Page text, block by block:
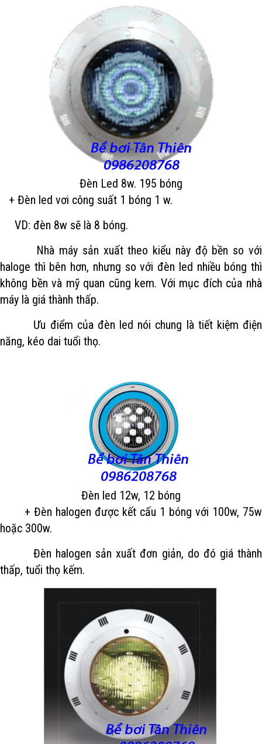
Đèn Led 8w. 195 bóng
+ Đèn led vơi công suất 1 bóng 1 w.
VD: đèn 8w sẽ là 8 bóng.
Nhà máy sản xuất theo kiểu này độ bền so với
haloge thì bên hơn, nhưng so với đèn led nhiều bóng thì
không bền và mỹ quan cũng kem. Với mục đích của nhà
máy là giá thành thấp.
Ưu điểm của đèn led nói chung là tiết kiệm điện
năng, kéo dai tuổi thọ.
Đèn led 12w, 12 bóng
+ Đèn halogen được kết cấu 1 bóng với 100w, 75w
hoặc 300w.
Đèn halogen sản xuất đơn giản, do đó giá thành
thấp, tuổi thọ kếm.